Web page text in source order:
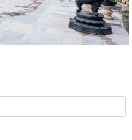
thông tin cho báo chí xã Vĩnh
phổ biến, giáo dục pháp luật và
họp thường lệ giữa năm 2026)